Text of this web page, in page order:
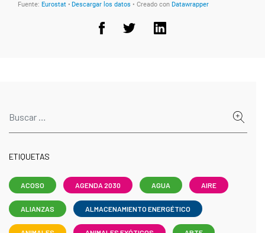
ETIQUETAS
ACOSO AGENDA 2030 AGUA AIRE
ALIANZAS ALMACENAMIENTO ENERGÉTICO